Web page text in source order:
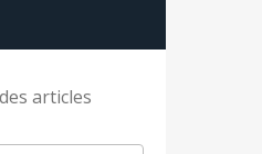
articles